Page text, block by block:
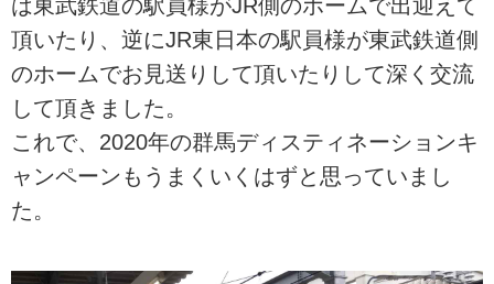
は東武鉄道の駅員様がJR側のホームで出迎えて
頂いたり、逆にJR東日本の駅員様が東武鉄道側
のホームでお見送りして頂いたりして深く交流
して頂きました。
これで、2020年の群馬ディスティネーションキ
ャンペーンもうまくいくはずと思っていまし
た。